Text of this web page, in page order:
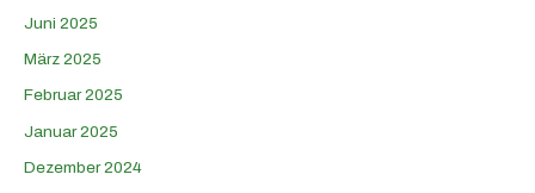
Juni 2025
März 2025
Februar 2025
Januar 2025
Dezember 2024